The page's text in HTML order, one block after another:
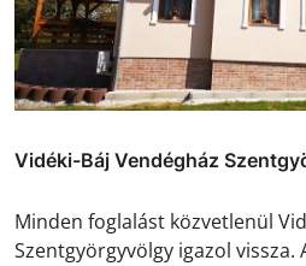
Vidéki-Báj Vendégház
Minden foglalást közvetlenül
Szentgyörgyvölgy igazol vissza.